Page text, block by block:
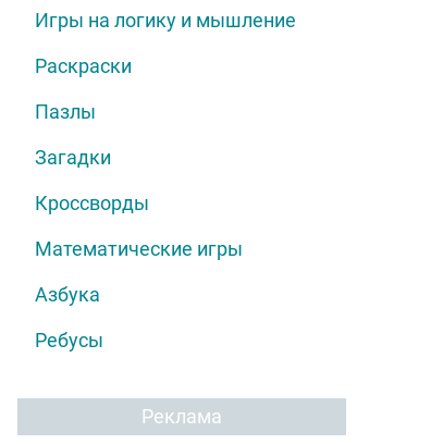
Игры на логику и мышление
Раскраски
Пазлы
Загадки
Кроссворды
Математические игры
Азбука
Ребусы
Реклама